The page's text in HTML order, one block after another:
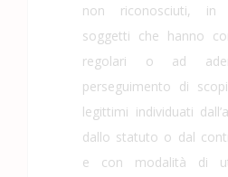
non riconosciuti, in
soggetti che hanno
regolari o ad
perseguimento di
legittimi individuati
dallo statuto o dal
e con modalità di